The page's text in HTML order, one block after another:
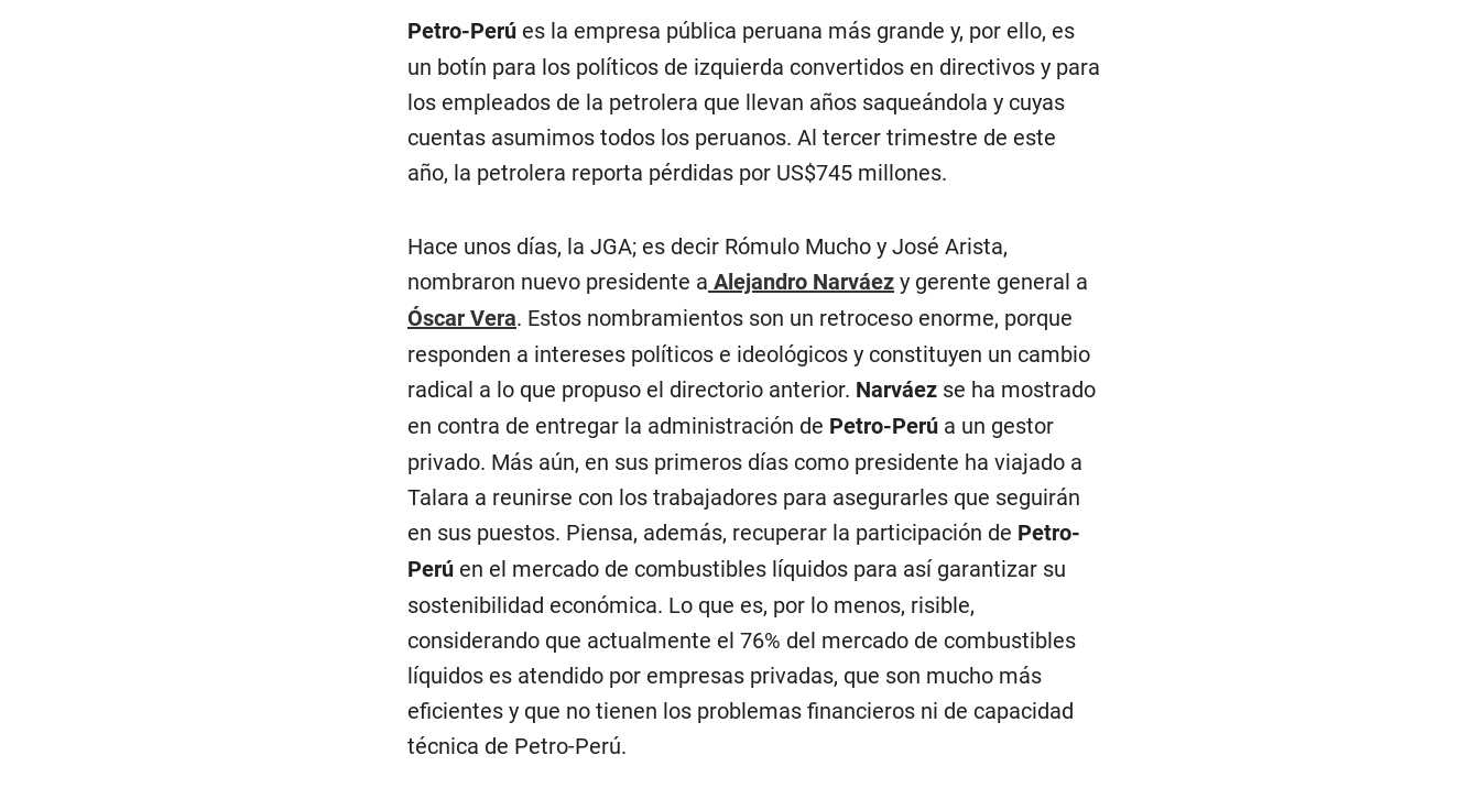
Petro-Perú es la empresa pública peruana más grande y, por ello, es
un botín para los políticos de izquierda convertidos en directivos y para
los empleados de la petrolera que llevan años saqueándola y cuyas
cuentas asumimos todos los peruanos. Al tercer trimestre de este
año, la petrolera reporta pérdidas por US$745 millones.
Hace unos días, la JGA; es decir Rómulo Mucho y José Arista,
nombraron nuevo presidente a Alejandro Narváez y gerente general a
Óscar Vera. Estos nombramientos son un retroceso enorme, porque
responden a intereses políticos e ideológicos y constituyen un cambio
radical a lo que propuso el directorio anterior. Narváez se ha mostrado
en contra de entregar la administración de Petro-Perú a un gestor
privado. Más aún, en sus primeros días como presidente ha viajado a
Talara a reunirse con los trabajadores para asegurarles que seguirán
en sus puestos. Piensa, además, recuperar la participación de Petro-
Perú en el mercado de combustibles líquidos para así garantizar su
sostenibilidad económica. Lo que es, por lo menos, risible,
considerando que actualmente el 76% del mercado de combustibles
líquidos es atendido por empresas privadas, que son mucho más
eficientes y que no tienen los problemas financieros ni de capacidad
técnica de Petro-Perú.